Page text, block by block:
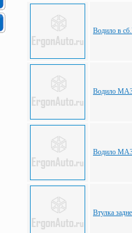
Водило в
Водило МАЗ
Водило МАЗ
Втулка